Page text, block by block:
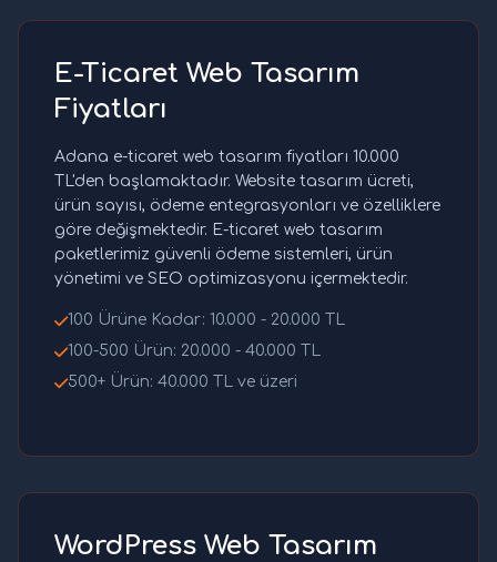
E-Ticaret Web Tasarım
Fiyatları
Adana e-ticaret web tasarım fiyatları 10.000
TL'den başlamaktadır. Website tasarım ücreti,
ürün sayısı, ödeme entegrasyonları ve özelliklere
göre değişmektedir. E-ticaret web tasarım
paketlerimiz güvenli ödeme sistemleri, ürün
yönetimi ve SEO optimizasyonu içermektedir.
100 Ürüne Kadar: 10.000 - 20.000 TL
100-500 Ürün: 20.000 - 40.000 TL
500+ Ürün: 40.000 TL ve üzeri
WordPress Web Tasarım